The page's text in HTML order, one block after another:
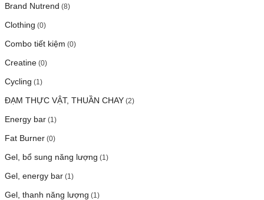
Brand Nutrend (8)
Clothing (0)
Combo tiết kiệm (0)
Creatine (0)
Cycling (1)
ĐẠM THỰC VẬT, THUẦN CHAY (2)
Energy bar (1)
Fat Burner (0)
Gel, bổ sung năng lượng (1)
Gel, energy bar (1)
Gel, thanh năng lượng (1)